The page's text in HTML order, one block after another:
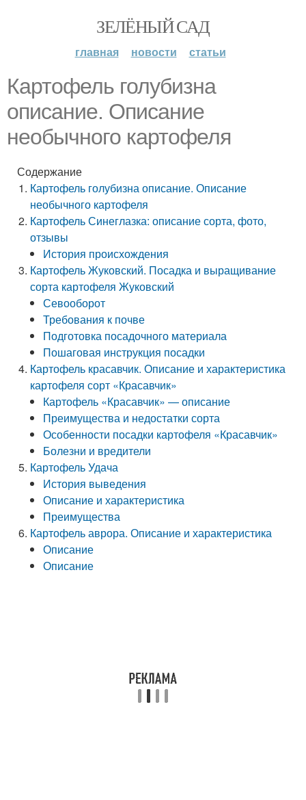
ЗЕЛЁНЫЙ САД
главная новости статьи
Картофель голубизна
описание. Описание
необычного картофеля
Содержание
Картофель голубизна описание. Описание
необычного картофеля
Картофель Синеглазка: описание сорта, фото,
отзывы
История происхождения
Картофель Жуковский. Посадка и выращивание
сорта картофеля Жуковский
Севооборот
Требования к почве
Подготовка посадочного материала
Пошаговая инструкция посадки
Картофель красавчик. Описание и характеристика
картофеля сорт «Красавчик»
Картофель «Красавчик» — описание
Преимущества и недостатки сорта
Особенности посадки картофеля «Красавчик»
Болезни и вредители
Картофель Удача
История выведения
Описание и характеристика
Преимущества
Картофель аврора. Описание и характеристика
Описание
Описание